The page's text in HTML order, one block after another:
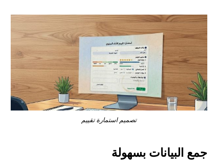
تصميم استمارة تقييم
جمع البيانات بسهولة